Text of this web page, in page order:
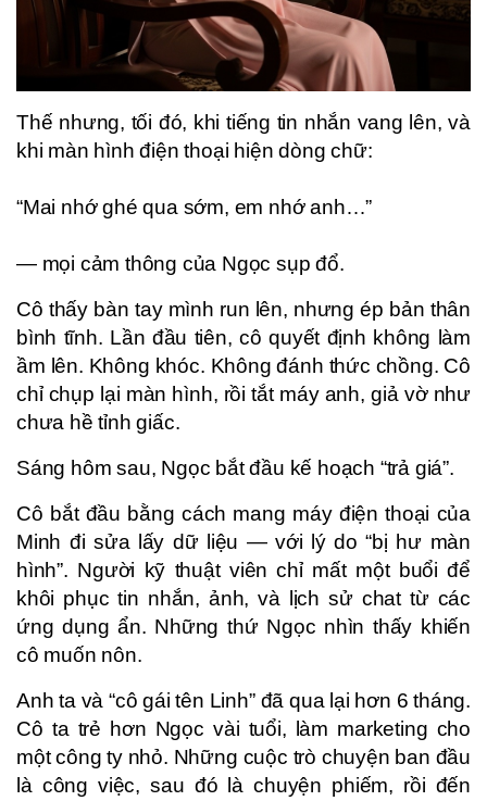
Thế nhưng, tối đó, khi tiếng tin nhắn vang lên, và
khi màn hình điện thoại hiện dòng chữ:
“Mai nhớ ghé qua sớm, em nhớ anh…”
— mọi cảm thông của Ngọc sụp đổ.
Cô thấy bàn tay mình run lên, nhưng ép bản thân
bình tĩnh. Lần đầu tiên, cô quyết định không làm
ầm lên. Không khóc. Không đánh thức chồng. Cô
chỉ chụp lại màn hình, rồi tắt máy anh, giả vờ như
chưa hề tỉnh giấc.
Sáng hôm sau, Ngọc bắt đầu kế hoạch “trả giá”.
Cô bắt đầu bằng cách mang máy điện thoại của
Minh đi sửa lấy dữ liệu — với lý do “bị hư màn
hình”. Người kỹ thuật viên chỉ mất một buổi để
khôi phục tin nhắn, ảnh, và lịch sử chat từ các
ứng dụng ẩn. Những thứ Ngọc nhìn thấy khiến
cô muốn nôn.
Anh ta và “cô gái tên Linh” đã qua lại hơn 6 tháng.
Cô ta trẻ hơn Ngọc vài tuổi, làm marketing cho
một công ty nhỏ. Những cuộc trò chuyện ban đầu
là công việc, sau đó là chuyện phiếm, rồi đến